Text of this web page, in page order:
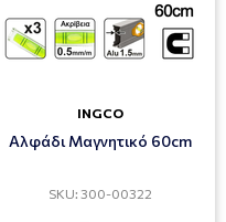
INGCO
Αλφάδι Μαγνητικό 60cm
SKU: 300-00322